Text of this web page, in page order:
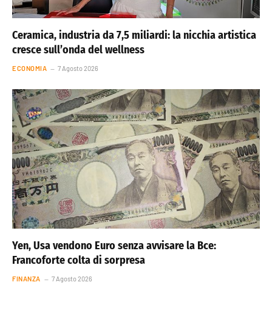
Ceramica, industria da 7,5 miliardi: la nicchia artistica
cresce sull’onda del wellness
ECONOMIA 7 Agosto 2026
Yen, Usa vendono Euro senza avvisare la Bce:
Francoforte colta di sorpresa
FINANZA 7 Agosto 2026